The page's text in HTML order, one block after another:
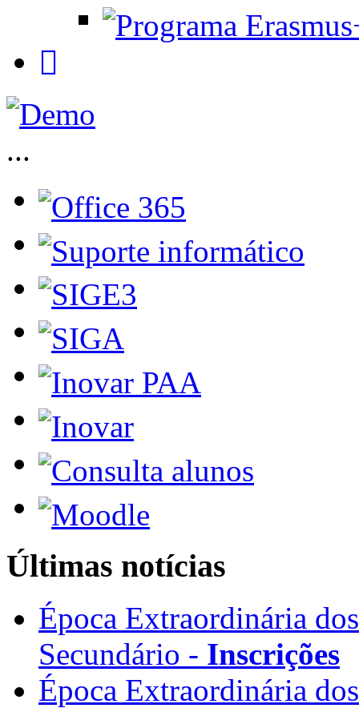
...
Últimas notícias
Época Extraordinária
Secundário - Inscrições
Época Extraordinária